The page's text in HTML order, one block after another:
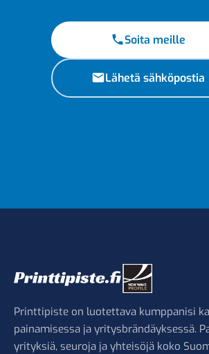
Soita meille
Lähetä sähköpostia
Printtipiste on luotettava kumppanisi
painamisessa ja yritysbrändäyksessä.
yrityksiä, seuroja ja yhteisöjä koko